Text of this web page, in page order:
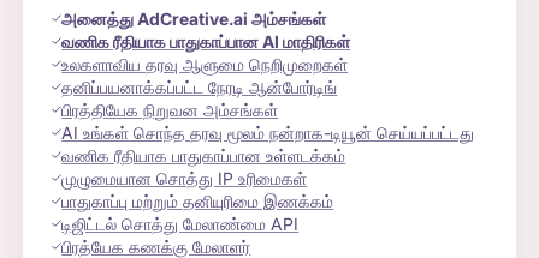
அனைத்து AdCreative.ai அம்சங்கள்
வணிக ரீதியாக பாதுகாப்பான AI மாதிரிகள்
உலகளாவிய தரவு ஆளுமை நெறிமுறைகள்
தனிப்பயனாக்கப்பட்ட நேரடி ஆன்போர்டிங்
பிரத்தியேக நிறுவன அம்சங்கள்
AI உங்கள் சொந்த தரவு மூலம் நன்றாக-டியூன் செய்யப்பட்டது
வணிக ரீதியாக பாதுகாப்பான உள்ளடக்கம்
முழுமையான சொத்து IP உரிமைகள்
பாதுகாப்பு மற்றும் தனியுரிமை இணக்கம்
டிஜிட்டல் சொத்து மேலாண்மை API
பிரத்யேக கணக்கு மேலாளர்